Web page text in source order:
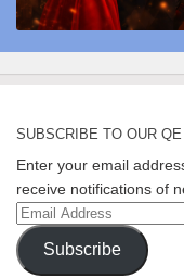
SUBSCRIBE TO OUR
Enter your email
receive notifications of
Email
Address
Subscribe